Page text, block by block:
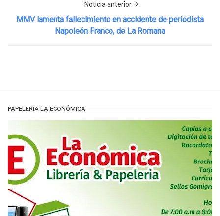
Noticia anterior
MMV lamenta fallecimiento en accidente de periodista
Napoleón Franco, de La Romana
PAPELERÍA LA ECONÓMICA